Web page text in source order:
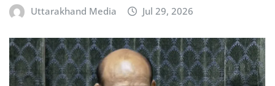
Uttarakhand Media Jul 29, 2026